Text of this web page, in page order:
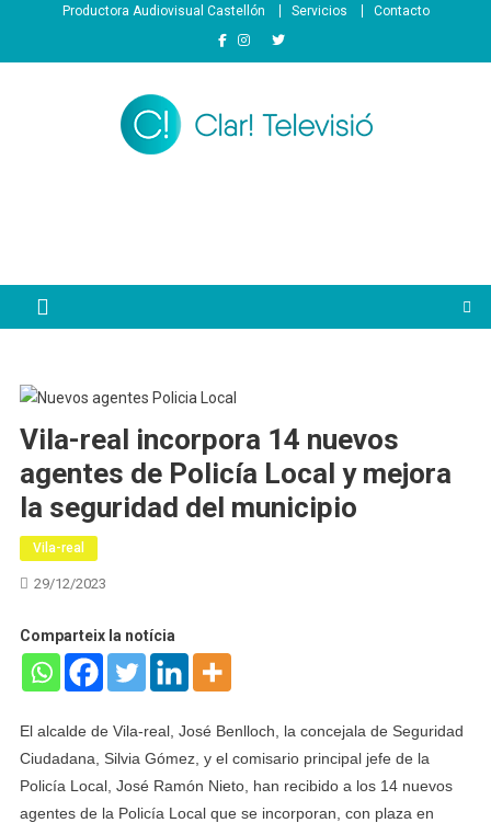
contenido
Productora Audiovisual Castellón Servicios Contacto
Vila-real incorpora 14 nuevos
agentes de Policía Local y mejora
la seguridad del municipio
Vila-real
29/12/2023
Comparteix la notícia
El alcalde de Vila-real, José Benlloch, la concejala de Seguridad
Ciudadana, Silvia Gómez, y el comisario principal jefe de la
Policía Local, José Ramón Nieto, han recibido a los 14 nuevos
agentes de la Policía Local que se incorporan, con plaza en